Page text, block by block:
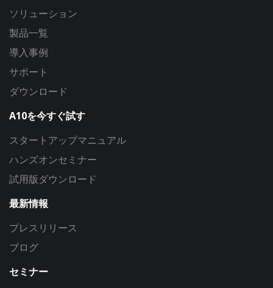
ソリューション
製品一覧
導入事例
サポート
ダウンロード
A10を今すぐ試す
スタートアップマニュアル
ハンズオンセミナー
試用版ダウンロード
最新情報
プレスリリース
ブログ
セミナー